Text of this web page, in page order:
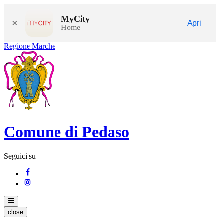
× MyCity
Home
Apri
Regione Marche
Comune di Pedaso
Seguici su
close